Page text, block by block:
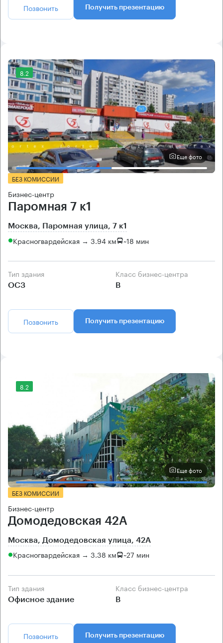
Позвонить Получить презентацию
8.2
Еще фото
БЕЗ КОМИССИИ
Бизнес-центр
Паромная 7 к1
Москва, Паромная улица, 7 к1
Красногвардейская → 3.94 км ~18 мин
Тип здания
ОСЗ
Класс бизнес-центра
B
Позвонить Получить презентацию
8.2
Еще фото
БЕЗ КОМИССИИ
Бизнес-центр
Домодедовская 42А
Москва, Домодедовская улица, 42А
Красногвардейская → 3.38 км ~27 мин
Тип здания
Офисное здание
Класс бизнес-центра
B
Позвонить Получить презентацию